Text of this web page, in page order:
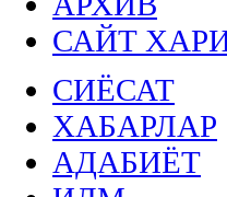
САЙТ
СИЁСАТ
ХАБАРЛАР
АДАБИЁТ